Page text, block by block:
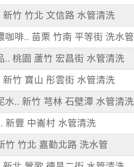
竹 竹北 文信路 水管清洗
咖啡.. 苗栗 竹南 平等街 洗水管
.. 桃園 蘆竹 宏昌街 水管清洗
竹 寶山 彤雲街 水管清洗
水.. 新竹 芎林 石壁潭 水管清洗
新豐 中崙村 水管清洗
竹 竹北 嘉勤北路 洗水管